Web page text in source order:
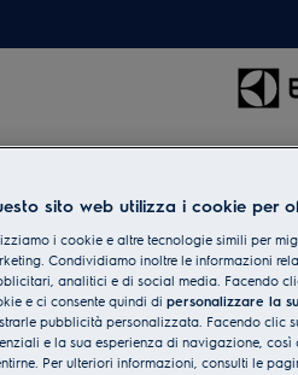
sito web utilizza i cookie per
i cookie e altre tecnologie simili per
Condividiamo inoltre le informazioni
analitici e di social media. Facendo
e ci consente quindi di personalizzare la
pubblicità personalizzata. Facendo clic
e la sua esperienza di navigazione,
Per ulteriori informazioni, consulti le